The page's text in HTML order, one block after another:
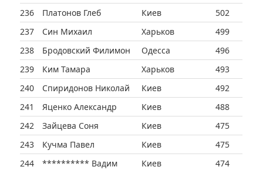
236
Платонов Глеб Киев
502
237
Син Михаил Харьков
499
238
Бродовский Филимон Одесса
496
239
Ким Тамара Харьков
493
240
Спиридонов Николай Киев
492
241
Яценко Александр Киев
488
242
Зайцева Соня Киев
475
243
Кучма Павел Киев
475
244
********** Вадим Киев
474